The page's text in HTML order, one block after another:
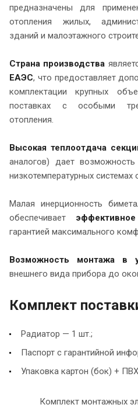
предназначены для
отопления жилых,
зданий и малоэтажного
Страна производства
ЕАЭС, что предоставляет
комплектации крупных
поставках с особыми
отопления.
Высокая теплоотдача
аналогов) дает
низкотемпературных системах
Малая инерционность
обеспечивает
гарантией максимального
Возможность монтажа в
внешнего вида прибора до
Комплект
Радиатор — 1 шт.;
Паспорт с гарантийной
Упаковка картон (бок) +
Комплект монтажных